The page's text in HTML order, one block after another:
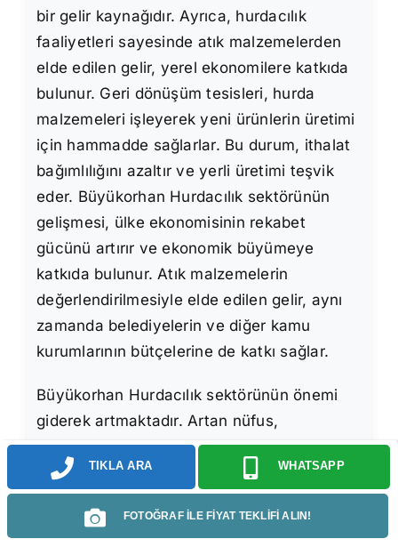
bir gelir kaynağıdır. Ayrıca, hurdacılık
faaliyetleri sayesinde atık malzemelerden
elde edilen gelir, yerel ekonomilere katkıda
bulunur. Geri dönüşüm tesisleri, hurda
malzemeleri işleyerek yeni ürünlerin üretimi
için hammadde sağlarlar. Bu durum, ithalat
bağımlılığını azaltır ve yerli üretimi teşvik
eder. Büyükorhan Hurdacılık sektörünün
gelişmesi, ülke ekonomisinin rekabet
gücünü artırır ve ekonomik büyümeye
katkıda bulunur. Atık malzemelerin
değerlendirilmesiyle elde edilen gelir, aynı
zamanda belediyelerin ve diğer kamu
kurumlarının bütçelerine de katkı sağlar.
Büyükorhan Hurdacılık sektörünün önemi
giderek artmaktadır. Artan nüfus,
sanayileşme ve tüketim alışkanlıkları, atık
miktarında önemli bir artışa neden
olmaktadır. Bu durum, atık yönetimi ve geri
dönüşüm konularını daha da önemli hale
TIKLA ARA WHATSAPP
FOTOĞRAF İLE FİYAT TEKLİFİ ALIN!